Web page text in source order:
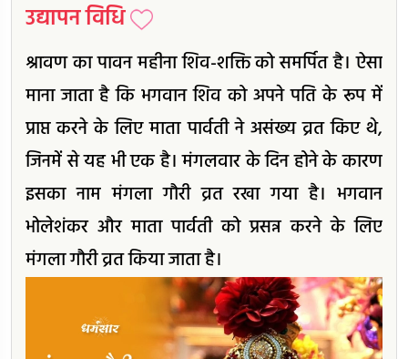
उद्यापन विधि
श्रावण का पावन महीना शिव-शक्ति को समर्पित है। ऐसा
माना जाता है कि भगवान शिव को अपने पति के रूप में
प्राप्त करने के लिए माता पार्वती ने असंख्य व्रत किए थे,
जिनमें से यह भी एक है। मंगलवार के दिन होने के कारण
इसका नाम मंगला गौरी व्रत रखा गया है। भगवान
भोलेशंकर और माता पार्वती को प्रसन्न करने के लिए
मंगला गौरी व्रत किया जाता है।